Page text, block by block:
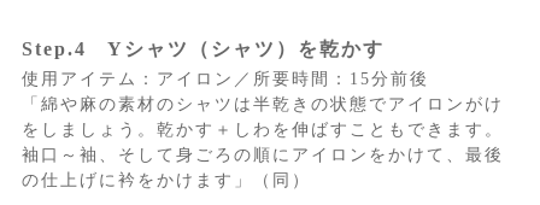
Step.4 Yシャツ（シャツ）を乾かす
使用アイテム：アイロン／所要時間：15分前後
「綿や麻の素材のシャツは半乾きの状態でアイロンがけ
をしましょう。乾かす＋しわを伸ばすこともできます。
袖口～袖、そして身ごろの順にアイロンをかけて、最後
の仕上げに衿をかけます」（同）